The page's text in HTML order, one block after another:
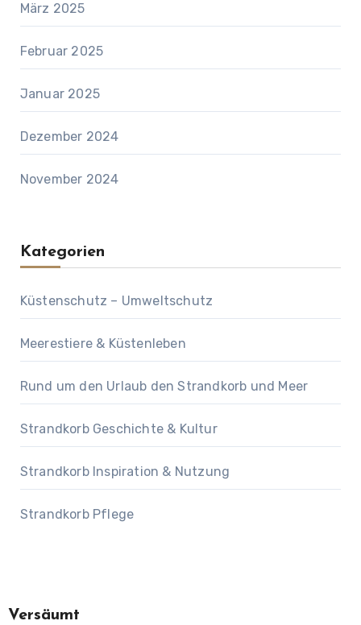
März 2025
Februar 2025
Januar 2025
Dezember 2024
November 2024
Kategorien
Küstenschutz – Umweltschutz
Meerestiere & Küstenleben
Rund um den Urlaub den Strandkorb und Meer
Strandkorb Geschichte & Kultur
Strandkorb Inspiration & Nutzung
Strandkorb Pflege
Versäumt